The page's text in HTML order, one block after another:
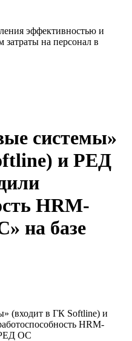
эффективностью и
на персонал в
системы»
и РЕД
HRM-
на базе
(входит в ГК Softline) и
HRM-
ОС